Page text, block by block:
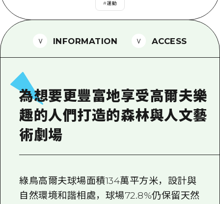
1晚2天
2晚3天
廣島免費 Wi-Fi
常見問題
照片下載
#運動
INFORMATION ACCESS
為想要更豐富地享受高爾夫樂
趣的人們打造的森林與人文藝
術劇場
綠鳥高爾夫球場面積134萬平方米，設計與
自然環境和諧相處，球場72.8%仍保留天然